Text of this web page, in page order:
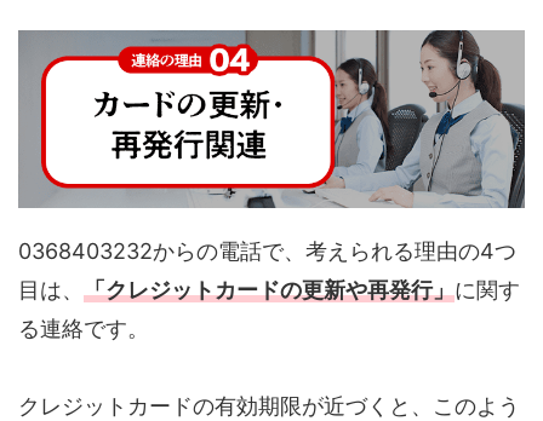
0368403232からの電話で、考えられる理由の4つ
目は、 「クレジットカードの更新や再発行」に関す
る連絡です。
クレジットカードの有効期限が近づくと、このよう